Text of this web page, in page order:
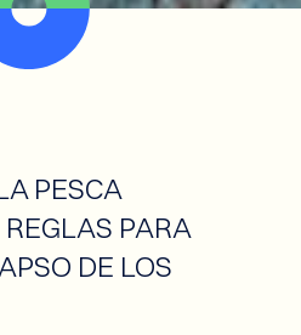
PESCA
PARA
DE LOS